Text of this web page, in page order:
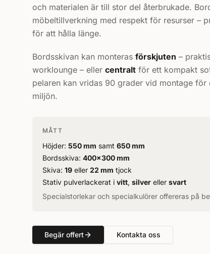
och materialen är till stor del återbrukade.
möbeltillverkning med respekt för resurser –
för att hålla länge.
Bordsskivan kan monteras förskjuten –
worklounge – eller centralt för ett kompakt
pelaren kan vridas 90 grader vid montage
miljön.
MÅTT
Höjder: 550 mm samt 650 mm
Bordsskiva: 400×300 mm
Skiva: 19 eller 22 mm tjock
Stativ pulverlackerat i vitt, silver eller svart
Specialstorlekar och specialkulörer offereras på
Begär offert Kontakta oss